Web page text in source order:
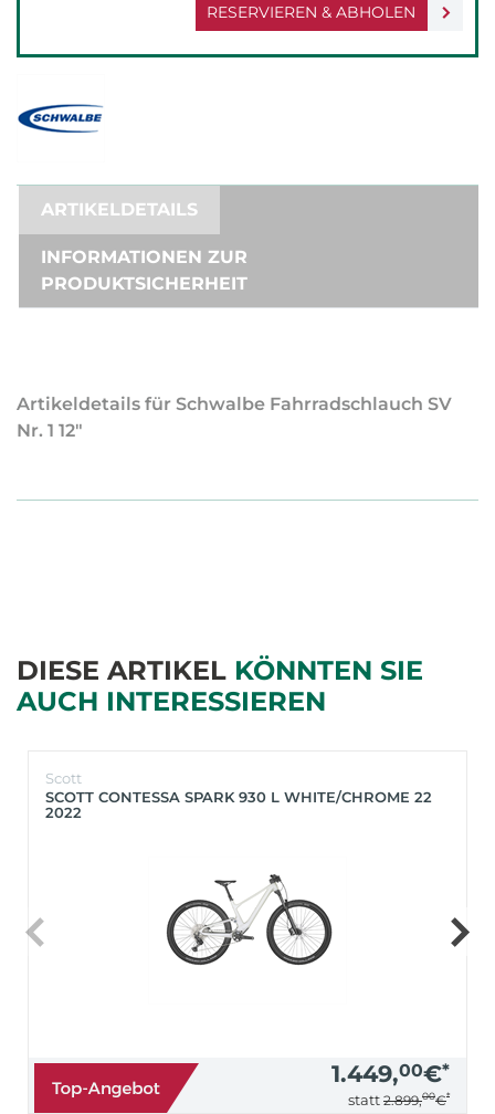
RESERVIEREN & ABHOLEN
ARTIKELDETAILS
INFORMATIONEN ZUR
PRODUKTSICHERHEIT
Artikeldetails für Schwalbe Fahrradschlauch SV
Nr. 1 12"
DIESE ARTIKEL KÖNNTEN SIE
AUCH INTERESSIEREN
Scott
SCOTT CONTESSA SPARK 930 L WHITE/CHROME 22
2022
1.449,00€*
statt 2.899,00€*